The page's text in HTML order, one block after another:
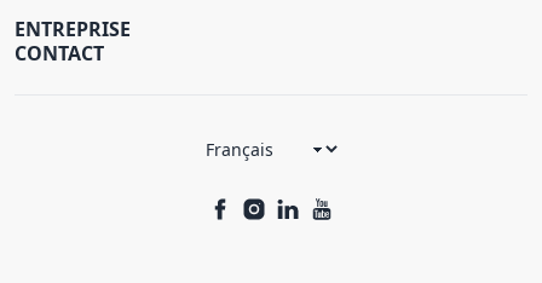
ENTREPRISE
CONTACT